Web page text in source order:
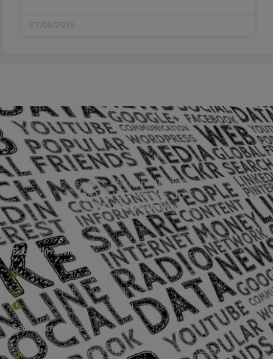
07/08/2026
Sede Barra Mansa
Rua Rio Branco, nº107 (2º andar), Centro - Cep: 27.330-030
(24) 3323-2848 ou (24) 3323-2500
De segunda à sexta-feira , das 9h às 17h.
Sede Campestre:
Estrada Governador Chagas Freitas – 3.780 – Colônia Santo